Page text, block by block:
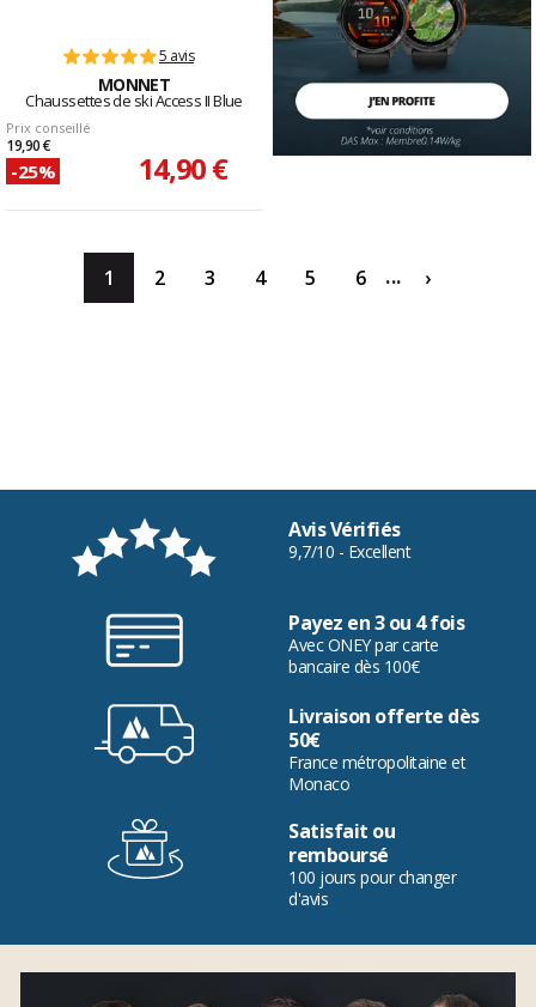
5 avis
MONNET
Chaussettes de ski Access II Blue
Prix conseillé
19,90 €
-25% 14,90 €
1 2 3 4 5 6 ... ›
Avis Vérifiés
9,7/10 - Excellent
Payez en 3 ou 4 fois
Avec ONEY par carte
bancaire dès 100€
Livraison offerte dès
50€
France métropolitaine et
Monaco
Satisfait ou
remboursé
100 jours pour changer
d'avis